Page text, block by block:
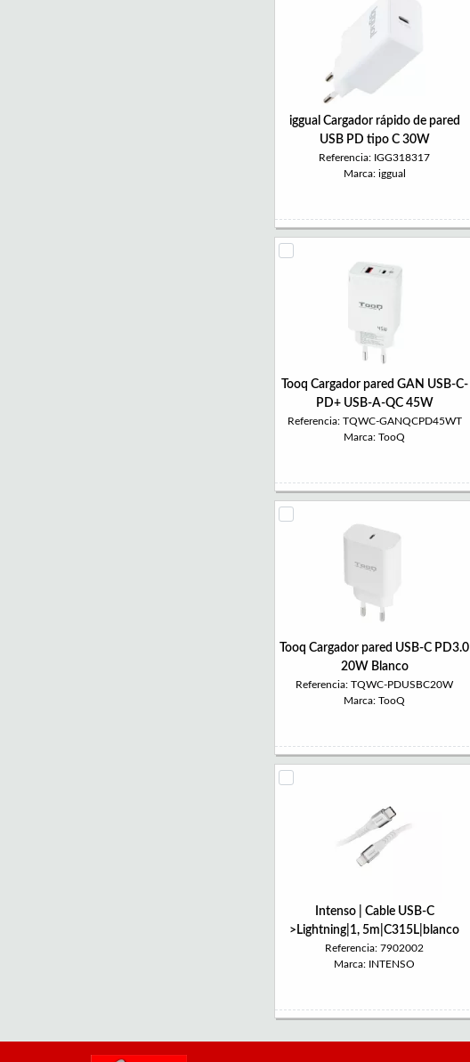
iggual Cargador rápido de pared
USB PD tipo C 30W
Referencia: IGG318317
Marca: iggual
Tooq Cargador pared GAN USB-C-
PD+ USB-A-QC 45W
Referencia: TQWC-GANQCPD45WT
Marca: TooQ
Tooq Cargador pared USB-C PD3.0
20W Blanco
Referencia: TQWC-PDUSBC20W
Marca: TooQ
Intenso | Cable USB-C
>Lightning|1, 5m|C315L|blanco
Referencia: 7902002
Marca: INTENSO